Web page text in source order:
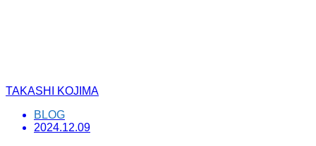
TAKASHI KOJIMA
BLOG
2024.12.09